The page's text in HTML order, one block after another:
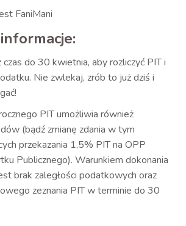
FaniMani
czas do 30 kwietnia, aby rozliczyć PIT i
Nie zwlekaj, zrób to już dziś i
PIT umożliwia również
(bądź zmianę zdania w tym
przekazania 1,5% PIT na OPP
Publicznego). Warunkiem dokonania
brak zaległości podatkowych oraz
zeznania PIT w terminie do 30